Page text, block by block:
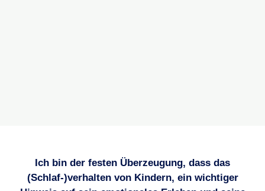
Ich bin der festen Überzeugung, dass das
(Schlaf-)verhalten von Kindern, ein wichtiger